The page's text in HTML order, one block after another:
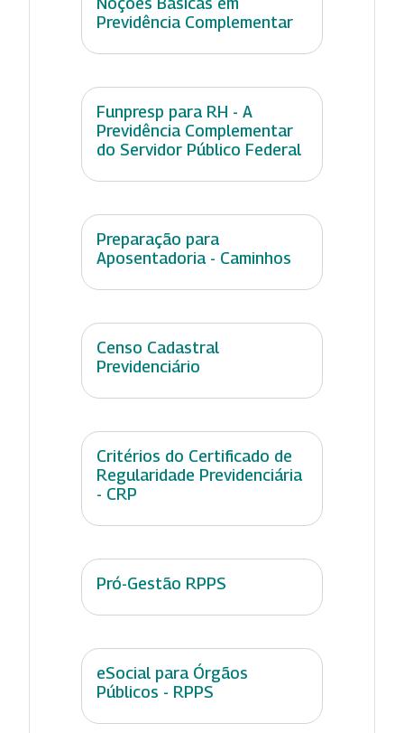
Previdência Complementar
Funpresp para RH - A
Previdência Complementar
do Servidor Público Federal
Preparação para
Aposentadoria - Caminhos
Censo Cadastral
Previdenciário
Critérios do Certificado de
Regularidade Previdenciária
- CRP
Pró-Gestão RPPS
eSocial para Órgãos
Públicos - RPPS